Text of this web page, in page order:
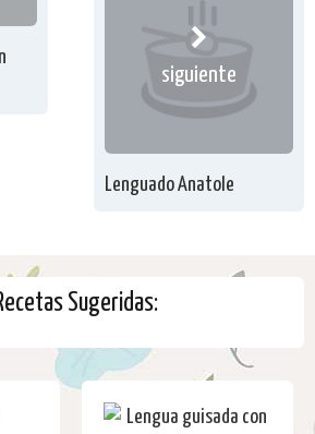
siguiente
Lenguado Anatole
Sugeridas: